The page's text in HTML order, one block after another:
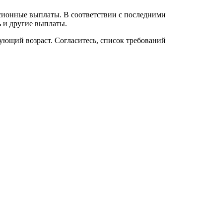
выплаты. В соответствии с последними
другие выплаты.
возраст. Согласитесь, список требований